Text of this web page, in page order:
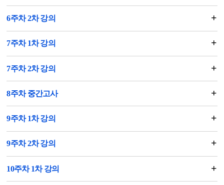
6주차 2차 강의
7주차 1차 강의
7주차 2차 강의
8주차 중간고사
9주차 1차 강의
9주차 2차 강의
10주차 1차 강의